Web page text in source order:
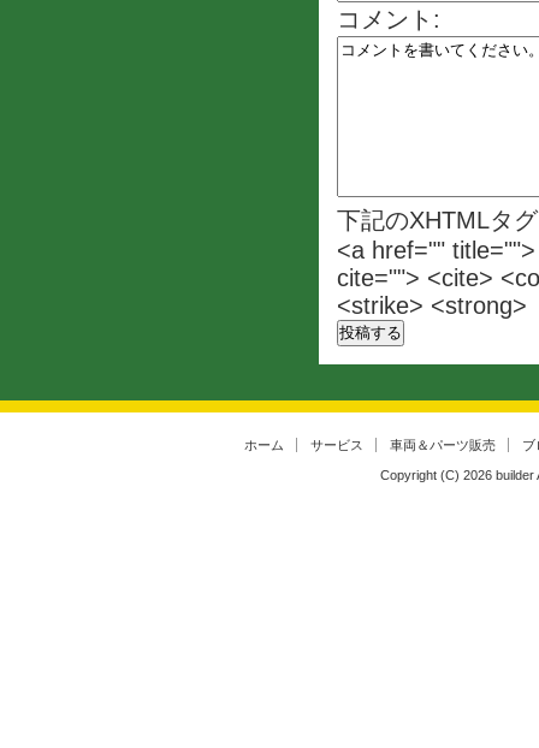
コメント:
下記のXHTMLタ
<a href=""
cite=""> <cite>
<strike> <strong>
ホーム サービス 車両＆パーツ販売 ブ
Copyright (C) 2026 builder